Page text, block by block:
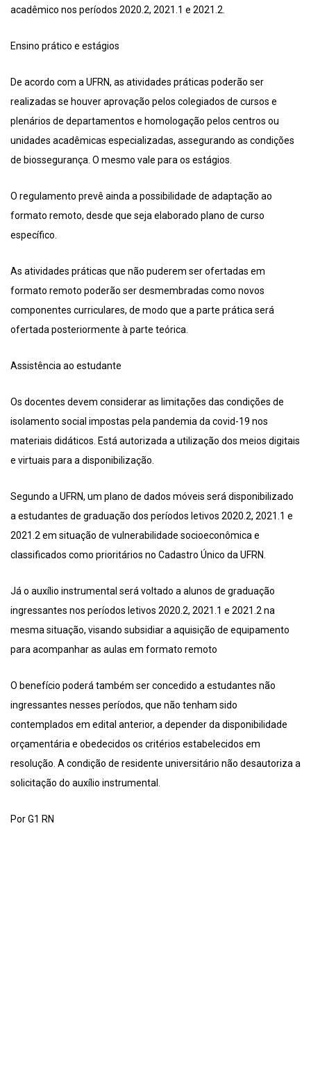
acadêmico nos períodos 2020.2, 2021.1 e 2021.2.
Ensino prático e estágios
De acordo com a UFRN, as atividades práticas poderão ser
realizadas se houver aprovação pelos colegiados de cursos e
plenários de departamentos e homologação pelos centros ou
unidades acadêmicas especializadas, assegurando as condições
de biossegurança. O mesmo vale para os estágios.
O regulamento prevê ainda a possibilidade de adaptação ao
formato remoto, desde que seja elaborado plano de curso
específico.
As atividades práticas que não puderem ser ofertadas em
formato remoto poderão ser desmembradas como novos
componentes curriculares, de modo que a parte prática será
ofertada posteriormente à parte teórica.
Assistência ao estudante
Os docentes devem considerar as limitações das condições de
isolamento social impostas pela pandemia da covid-19 nos
materiais didáticos. Está autorizada a utilização dos meios digitais
e virtuais para a disponibilização.
Segundo a UFRN, um plano de dados móveis será disponibilizado
a estudantes de graduação dos períodos letivos 2020.2, 2021.1 e
2021.2 em situação de vulnerabilidade socioeconômica e
classificados como prioritários no Cadastro Único da UFRN.
Já o auxílio instrumental será voltado a alunos de graduação
ingressantes nos períodos letivos 2020.2, 2021.1 e 2021.2 na
mesma situação, visando subsidiar a aquisição de equipamento
para acompanhar as aulas em formato remoto
O benefício poderá também ser concedido a estudantes não
ingressantes nesses períodos, que não tenham sido
contemplados em edital anterior, a depender da disponibilidade
orçamentária e obedecidos os critérios estabelecidos em
resolução. A condição de residente universitário não desautoriza a
solicitação do auxílio instrumental.
Por G1 RN